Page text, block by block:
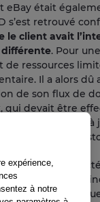
expérience,
à notre
eBay était
s’est retrouvé
le client avait
. Pour
de ressources
Il a alors dû
de son flux de
qui devait être
produits, mettre
jour les prix ou le
a
tout ce